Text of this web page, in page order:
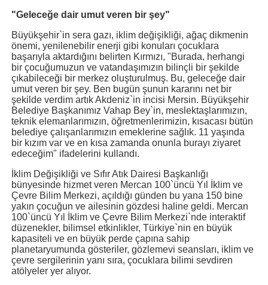
"Geleceğe dair umut veren bir şey"
Büyükşehir`in sera gazı, iklim değişikliği, ağaç dikmenin
önemi, yenilenebilir enerji gibi konuları çocuklara
başarıyla aktardığını belirten Kırmızı, "Burada, herhangi
bir çocuğumuzun ve vatandaşımızın bilinçli bir şekilde
çıkabileceği bir merkez oluşturulmuş. Bu, geleceğe dair
umut veren bir şey. Ben bugün şunun kararını net bir
şekilde verdim artık Akdeniz`in incisi Mersin. Büyükşehir
Belediye Başkanımız Vahap Bey`in, meslektaşlarımızın,
teknik elemanlarımızın, öğretmenlerimizin, kısacası bütün
belediye çalışanlarımızın emeklerine sağlık. 11 yaşında
bir kızım var ve en kısa zamanda onunla burayı ziyaret
edeceğim" ifadelerini kullandı.
İklim Değişikliği ve Sıfır Atık Dairesi Başkanlığı
bünyesinde hizmet veren Mercan 100`üncü Yıl İklim ve
Çevre Bilim Merkezi, açıldığı günden bu yana 150 bine
yakın çocuğun ve ailesinin gözdesi haline geldi. Mercan
100`üncü Yıl İklim ve Çevre Bilim Merkezi`nde interaktif
düzenekler, bilimsel etkinlikler, Türkiye`nin en büyük
kapasiteli ve en büyük perde çapına sahip
planetaryumunda gösteriler, gözlemevi seansları, iklim ve
çevre sergilerinin yanı sıra, çocuklara bilimi sevdiren
atölyeler yer alıyor.